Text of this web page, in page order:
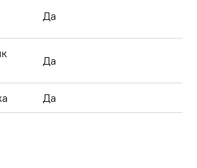
Да
Да
Да